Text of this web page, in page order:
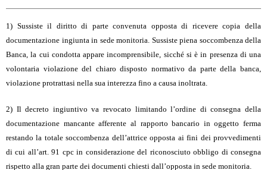
1) Sussiste il diritto di parte convenuta opposta di ricevere copia della
documentazione ingiunta in sede monitoria. Sussiste piena soccombenza della
Banca, la cui condotta appare incomprensibile, sicché si è in presenza di una
volontaria violazione del chiaro disposto normativo da parte della banca,
violazione protrattasi nella sua interezza fino a causa inoltrata.
2) Il decreto ingiuntivo va revocato limitando l’ordine di consegna della
documentazione mancante afferente al rapporto bancario in oggetto ferma
restando la totale soccombenza dell’attrice opposta ai fini dei provvedimenti
di cui all’art. 91 cpc in considerazione del riconosciuto obbligo di consegna
rispetto alla gran parte dei documenti chiesti dall’opposta in sede monitoria.